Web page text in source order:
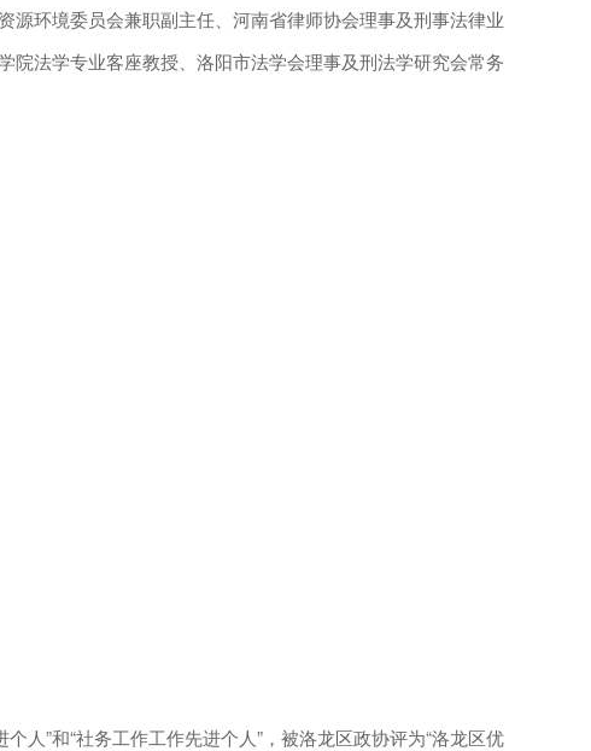
环境委员会兼职副主任、河南省律师协会理事及刑事法律业
法学专业客座教授、洛阳市法学会理事及刑法学研究会常务
”和“社务工作工作先进个人”，被洛龙区政协评为“洛龙区优